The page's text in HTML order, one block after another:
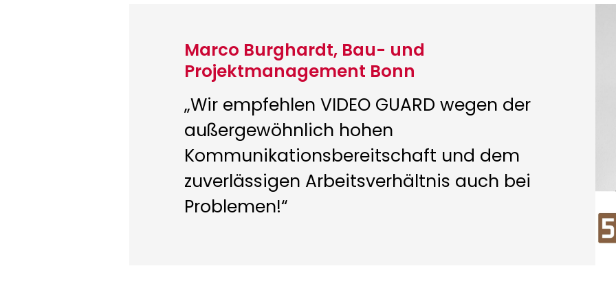
Marco Burghardt, Bau- und
Projektmanagement Bonn
„Wir empfehlen VIDEO GUARD wegen der
außergewöhnlich hohen
Kommunikationsbereitschaft und dem
zuverlässigen Arbeitsverhältnis auch bei
Problemen!“